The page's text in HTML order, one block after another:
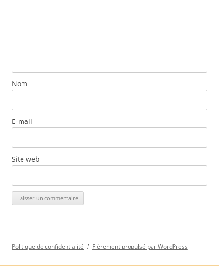
Nom
E-mail
Site web
Politique de confidentialité Fièrement propulsé par WordPress